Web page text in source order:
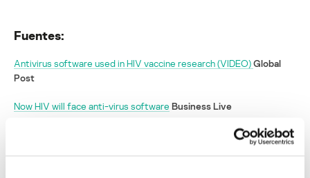
Fuentes:
Antivirus software used in HIV vaccine research (VIDEO)Global
Post
Now HIV will face anti-virus software Business Live
Sydney Morning Herald